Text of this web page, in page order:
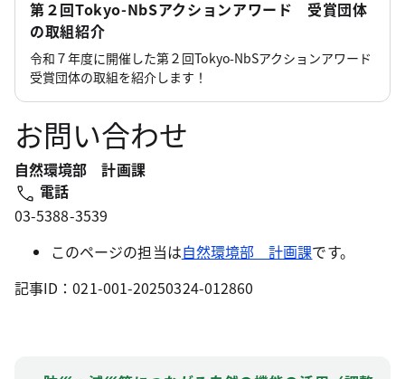
第２回Tokyo-NbSアクションアワード 受賞団体
の取組紹介
令和７年度に開催した第２回Tokyo-NbSアクションアワード
受賞団体の取組を紹介します！
お問い合わせ
自然環境部 計画課
電話
03-5388-3539
このページの担当は自然環境部 計画課です。
記事ID：021-001-20250324-012860